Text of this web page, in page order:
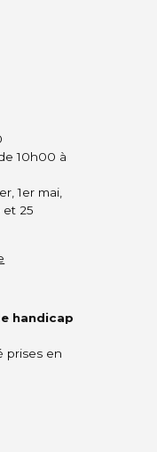
10h00 à
1er mai,
et 25
handicap
prises en